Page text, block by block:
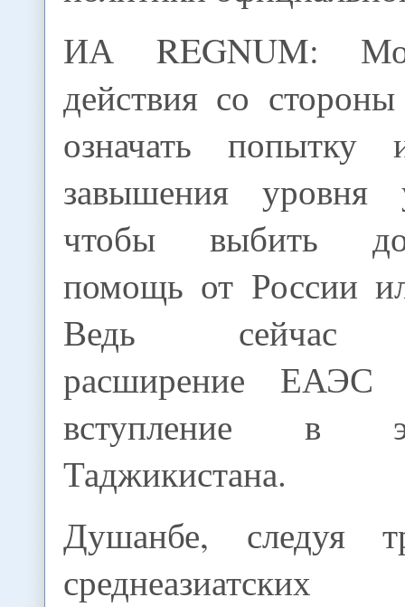
ИА REGNUM:
действия со
означать попытку
завышения
чтобы выбить
помощь от России
Ведь сейчас
расширение ЕАЭС
вступление в
Таджикистана.
Душанбе, следуя
среднеазиатских